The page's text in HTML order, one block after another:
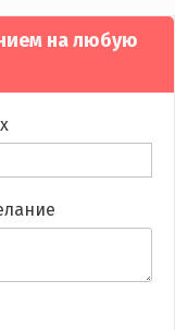
на любую